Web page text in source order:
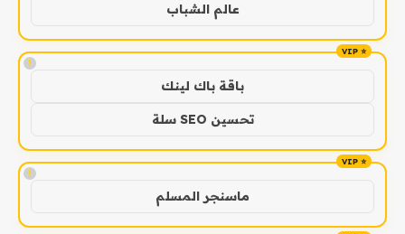
عالم الشباب
!
باقة باك لينك
تحسين SEO سلة
!
ماسنجر المسلم